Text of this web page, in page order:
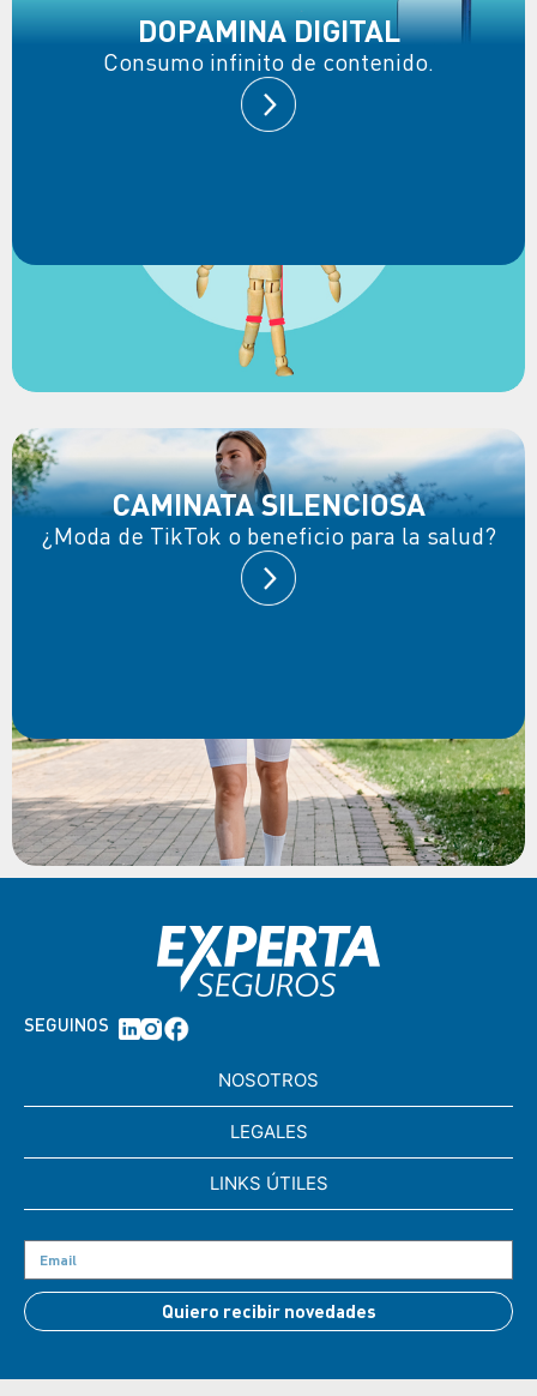
DOPAMINA DIGITAL
Consumo infinito de contenido.
CAMINATA SILENCIOSA
¿Moda de TikTok o beneficio para la salud?
SEGUINOS
NOSOTROS
LEGALES
LINKS ÚTILES
Quiero recibir novedades